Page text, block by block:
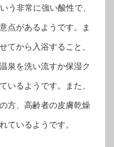
う非常に強い酸性で、
点があるようです。ま
てから入浴すること、
泉を洗い流すか保湿ク
いるようです。また、
方、高齢者の皮膚乾燥
ているようです。